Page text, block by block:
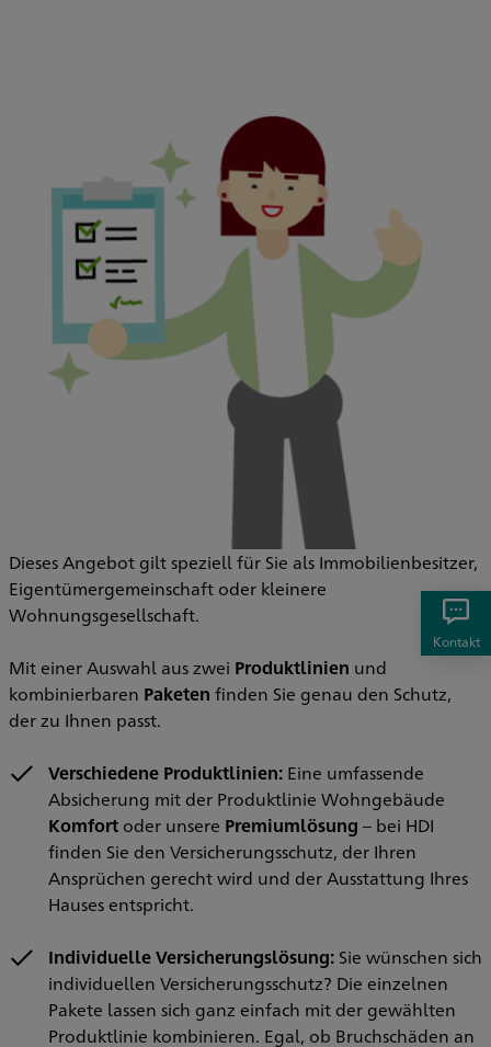
Kontakt
Dieses Angebot gilt speziell für Sie als Immobilienbesitzer,
Eigentümergemeinschaft oder kleinere
Wohnungsgesellschaft.
Mit einer Auswahl aus zwei Produktlinien und
kombinierbaren Paketen finden Sie genau den Schutz,
der zu Ihnen passt.
Verschiedene Produktlinien: Eine umfassende
Absicherung mit der Produktlinie Wohngebäude
Komfort oder unsere Premiumlösung – bei HDI
finden Sie den Versicherungsschutz, der Ihren
Ansprüchen gerecht wird und der Ausstattung Ihres
Hauses entspricht.
Individuelle Versicherungslösung: Sie wünschen sich
individuellen Versicherungsschutz? Die einzelnen
Pakete lassen sich ganz einfach mit der gewählten
Produktlinie kombinieren. Egal, ob Bruchschäden an